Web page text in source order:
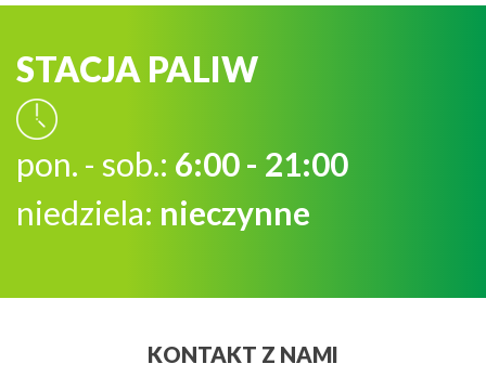
STACJA PALIW
pon. - sob.: 6:00 - 21:00
niedziela: nieczynne
KONTAKT Z NAMI